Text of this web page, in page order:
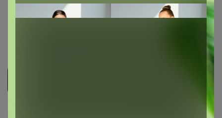
Главная